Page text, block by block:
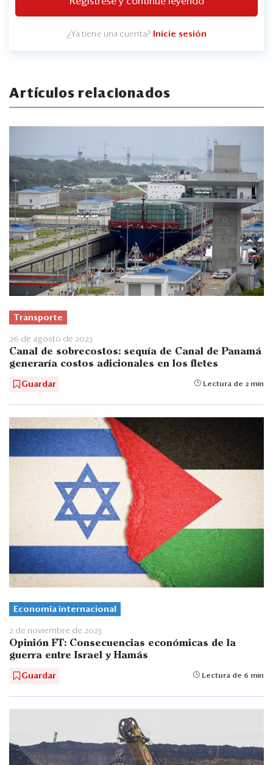
¿Ya tiene una cuenta? Inicie sesión
Artículos relacionados
Transporte
26 de agosto de 2023
Canal de sobrecostos: sequía de Canal de Panamá
generaría costos adicionales en los fletes
Guardar Lectura de 2 min
Economía internacional
2 de noviembre de 2023
Opinión FT: Consecuencias económicas de la
guerra entre Israel y Hamás
Guardar Lectura de 6 min